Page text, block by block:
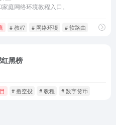
庭网络环境教程入口。
# 教程 # 网络环境 # 软路由
黑榜
# 撸空投 # 教程 # 数字货币